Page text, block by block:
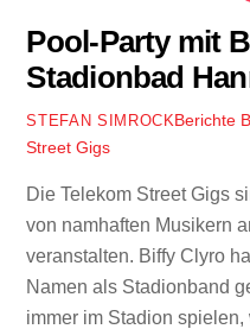
Pool-Party mit
Stadionbad
STEFAN SIMROCKBerichte
Street Gigs
Die Telekom Street Gigs
von namhaften Musikern
veranstalten. Biffy Clyro
Namen als Stadionband
immer im Stadion